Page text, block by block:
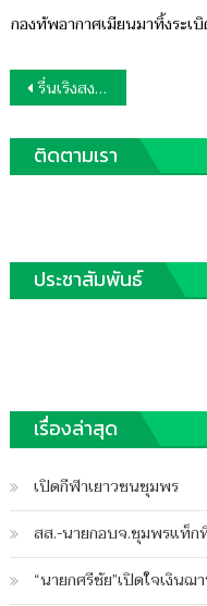
กองทัพอากาศเมียนมาทิ้งระเ
แนะแนว
เรื่อง
รื่นเริงสงกรานต์ถนนสุขเสมอที่ชุมพร
ติดตามเรา
ประชาสัมพันธ์
เรื่องล่าสุด
เปิดกีฬาเยาวชนชุมพร
สส.-นายกอบจ.ชุมพรแท็
“นายกศรีชัย”เปิดใจเงินฌ